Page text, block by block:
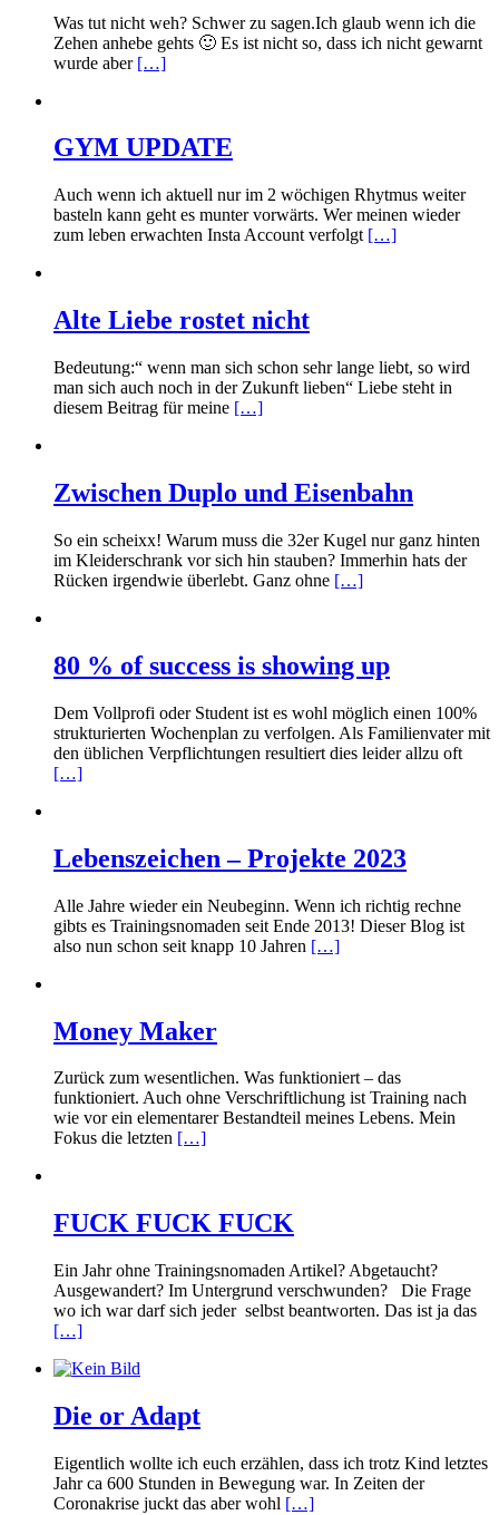
Was tut nicht weh? Schwer zu sagen.Ich glaub wenn ich die
Zehen anhebe gehts 🙂 Es ist nicht so, dass ich nicht gewarnt
wurde aber […]
GYM UPDATE
Auch wenn ich aktuell nur im 2 wöchigen Rhytmus weiter
basteln kann geht es munter vorwärts. Wer meinen wieder
zum leben erwachten Insta Account verfolgt […]
Alte Liebe rostet nicht
Bedeutung:“ wenn man sich schon sehr lange liebt, so wird
man sich auch noch in der Zukunft lieben“ Liebe steht in
diesem Beitrag für meine […]
Zwischen Duplo und Eisenbahn
So ein scheixx! Warum muss die 32er Kugel nur ganz hinten
im Kleiderschrank vor sich hin stauben? Immerhin hats der
Rücken irgendwie überlebt. Ganz ohne […]
80 % of success is showing up
Dem Vollprofi oder Student ist es wohl möglich einen 100%
strukturierten Wochenplan zu verfolgen. Als Familienvater mit
den üblichen Verpflichtungen resultiert dies leider allzu oft
[…]
Lebenszeichen – Projekte 2023
Alle Jahre wieder ein Neubeginn. Wenn ich richtig rechne
gibts es Trainingsnomaden seit Ende 2013! Dieser Blog ist
also nun schon seit knapp 10 Jahren […]
Money Maker
Zurück zum wesentlichen. Was funktioniert – das
funktioniert. Auch ohne Verschriftlichung ist Training nach
wie vor ein elementarer Bestandteil meines Lebens. Mein
Fokus die letzten […]
FUCK FUCK FUCK
Ein Jahr ohne Trainingsnomaden Artikel? Abgetaucht?
Ausgewandert? Im Untergrund verschwunden? Die Frage
wo ich war darf sich jeder selbst beantworten. Das ist ja das
[…]
Die or Adapt
Eigentlich wollte ich euch erzählen, dass ich trotz Kind letztes
Jahr ca 600 Stunden in Bewegung war. In Zeiten der
Coronakrise juckt das aber wohl […]